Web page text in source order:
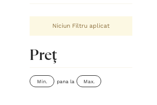
Niciun Filtru aplicat
Preţ
pana la